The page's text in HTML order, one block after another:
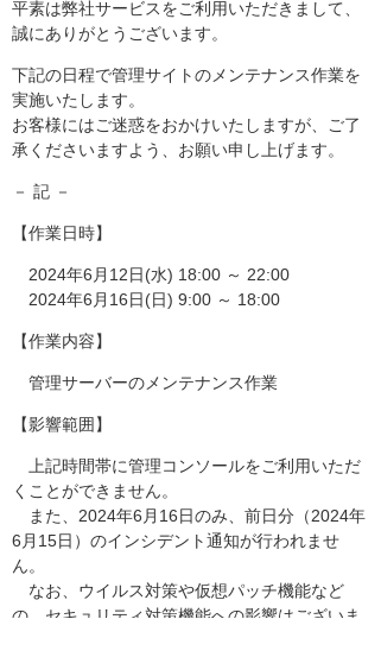
平素は弊社サービスをご利用いただきまして、
誠にありがとうございます。
下記の日程で管理サイトのメンテナンス作業を
実施いたします。
お客様にはご迷惑をおかけいたしますが、ご了
承くださいますよう、お願い申し上げます。
－ 記 －
【作業日時】
2024年6月12日(水) 18:00 ～ 22:00
2024年6月16日(日) 9:00 ～ 18:00
【作業内容】
管理サーバーのメンテナンス作業
【影響範囲】
上記時間帯に管理コンソールをご利用いただ
くことができません。
また、2024年6月16日のみ、前日分（2024年
6月15日）のインシデント通知が行われませ
ん。
なお、ウイルス対策や仮想パッチ機能など
の、セキュリティ対策機能への影響はございま